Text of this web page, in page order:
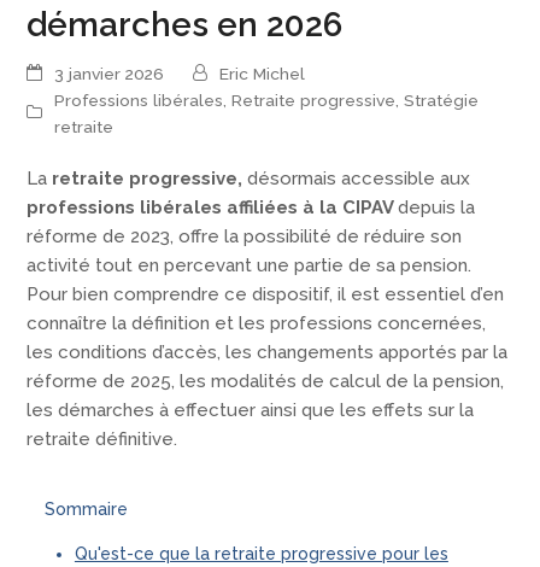
démarches en 2026
3 janvier 2026
Eric Michel
Professions libérales ,Retraite progressive ,Stratégie
retraite
La retraite progressive, désormais accessible aux
professions libérales affiliées à la CIPAVdepuis la
réforme de 2023, offre la possibilité de réduire son
activité tout en percevant une partie de sa pension.
Pour bien comprendre ce dispositif, il est essentiel d’en
connaître la définition et les professions concernées,
les conditions d’accès, les changements apportés par la
réforme de 2025, les modalités de calcul de la pension,
les démarches à effectuer ainsi que les effets sur la
retraite définitive.
Sommaire
Qu'est-ce que la retraite progressive pour les